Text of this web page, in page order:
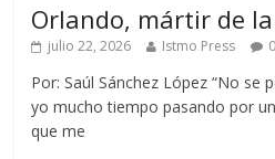
Orlando, mártir de
julio 22, 2026 Istmo Press 0
Por: Saúl Sánchez López “No se
yo mucho tiempo pasando por
que me